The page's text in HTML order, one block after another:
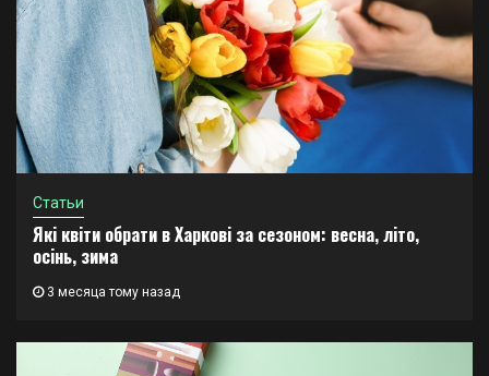
Статьи
Які квіти обрати в Харкові за сезоном: весна, літо,
осінь, зима
3 месяца тому назад